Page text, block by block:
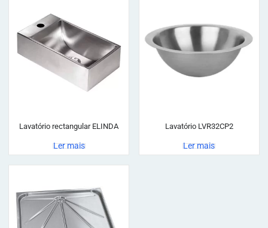
Lavatório rectangular ELINDA
Ler mais
Lavatório LVR32CP2
Ler mais